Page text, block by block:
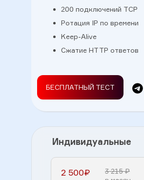
Индивидуальные
БЕСПЛАТНЫЙ ТЕСТ
200 подключений TCP
Ротация IP по времени
Keep-Alive
Сжатие HTTP ответов
2 500₽
3 215 ₽